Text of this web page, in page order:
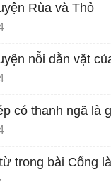
Rùa và Thỏ
nỗi dằn vặt
có thanh ngã là
trong bài Cổng